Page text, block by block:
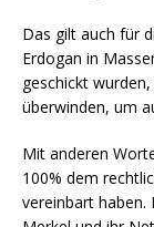
Das gilt auch für
Erdogan in
geschickt
überwinden, um
Mit anderen
100% dem
vereinbart haben.